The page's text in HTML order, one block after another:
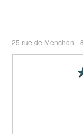
25 rue de Menchon -